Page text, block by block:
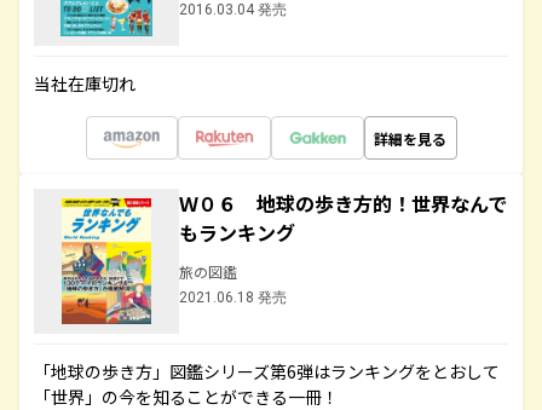
2016.03.04 発売
当社在庫切れ
詳細を見る
Ｗ０６ 地球の歩き方的！世界なんで
もランキング
旅の図鑑
2021.06.18 発売
「地球の歩き方」図鑑シリーズ第6弾はランキングをとおして
「世界」の今を知ることができる一冊！